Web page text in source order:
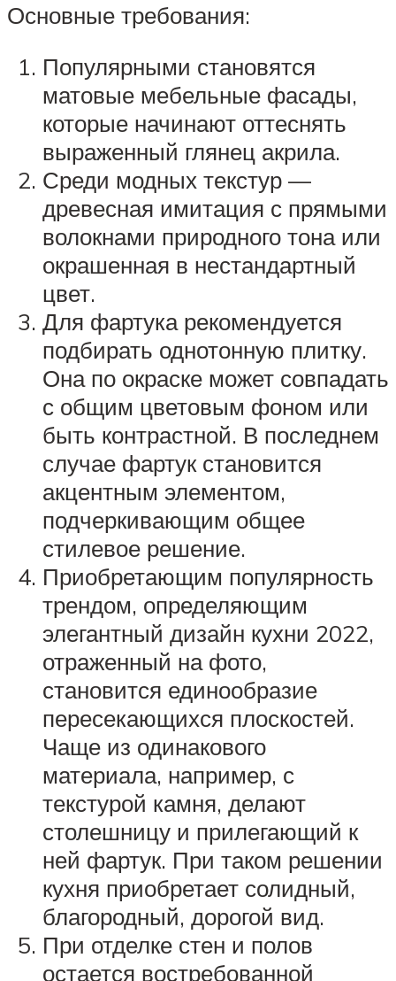
Основные требования:
Популярными становятся
матовые мебельные фасады,
которые начинают оттеснять
выраженный глянец акрила.
Среди модных текстур —
древесная имитация с прямыми
волокнами природного тона или
окрашенная в нестандартный
цвет.
Для фартука рекомендуется
подбирать однотонную плитку.
Она по окраске может совпадать
с общим цветовым фоном или
быть контрастной. В последнем
случае фартук становится
акцентным элементом,
подчеркивающим общее
стилевое решение.
Приобретающим популярность
трендом, определяющим
элегантный дизайн кухни 2022,
отраженный на фото,
становится единообразие
пересекающихся плоскостей.
Чаще из одинакового
материала, например, с
текстурой камня, делают
столешницу и прилегающий к
ней фартук. При таком решении
кухня приобретает солидный,
благородный, дорогой вид.
При отделке стен и полов
остается востребованной